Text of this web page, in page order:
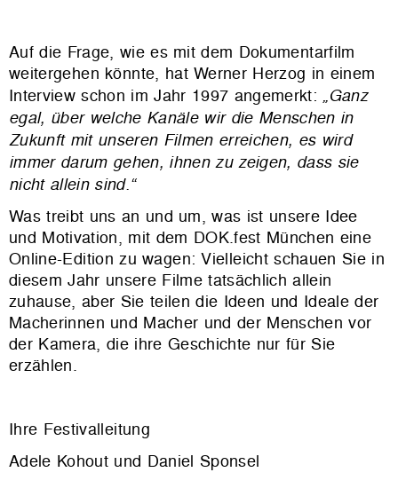
Auf die Frage, wie es mit dem Dokumentarfilm
weitergehen könnte, hat Werner Herzog in einem
Interview schon im Jahr 1997 angemerkt: „Ganz
egal, über welche Kanäle wir die Menschen in
Zukunft mit unseren Filmen erreichen, es wird
immer darum gehen, ihnen zu zeigen, dass sie
nicht allein sind.“
Was treibt uns an und um, was ist unsere Idee
und Motivation, mit dem DOK.fest München eine
Online-Edition zu wagen: Vielleicht schauen Sie in
diesem Jahr unsere Filme tatsächlich allein
zuhause, aber Sie teilen die Ideen und Ideale der
Macherinnen und Macher und der Menschen vor
der Kamera, die ihre Geschichte nur für Sie
erzählen.
Ihre Festivalleitung
Adele Kohout und Daniel Sponsel